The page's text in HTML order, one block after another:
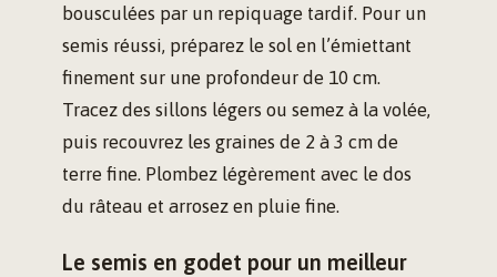
bousculées par un repiquage tardif. Pour un
semis réussi, préparez le sol en l’émiettant
finement sur une profondeur de 10 cm.
Tracez des sillons légers ou semez à la volée,
puis recouvrez les graines de 2 à 3 cm de
terre fine. Plombez légèrement avec le dos
du râteau et arrosez en pluie fine.
Le semis en godet pour un meilleur